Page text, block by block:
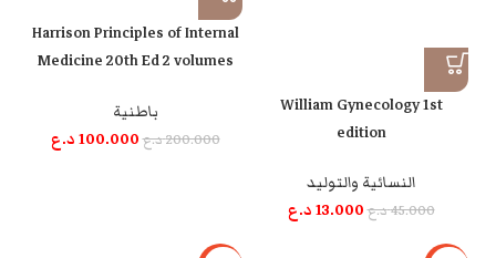
William Gynecology 1st
edition
النسائية والتوليد
45.000د.ع13.000د.ع
Harrison Principles of Internal
Medicine 20th Ed 2 volumes
باطنية
200.000د.ع100.000د.ع